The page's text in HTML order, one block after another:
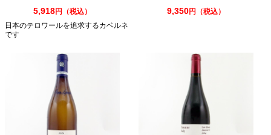
5,918円（税込）
日本のテロワールを追求するカベルネ
です
9,350円（税込）